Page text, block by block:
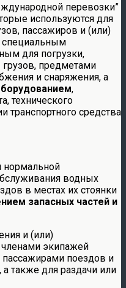
перевозки”
используются для
пассажиров и (или)
специальным
для погрузки,
грузов, предметами
и снаряжения, а
,
технического
транспортного средства
нормальной
водных
в местах их стоянки
запасных частей и
и (или)
экипажей
поездов и
также для раздачи или